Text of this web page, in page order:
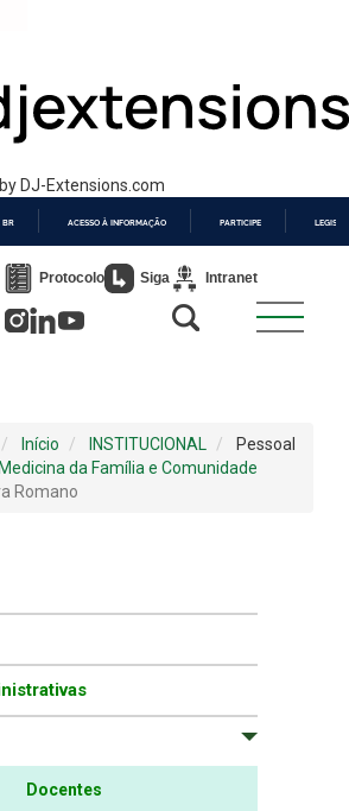
by DJ-Extensions.com
PARA
BR ACESSO À INFORMAÇÃO PARTICIPE
Protocolo Siga Intranet
Início INSTITUCIONAL
Pessoal
Medicina da Família e Comunidade
Romano
Docentes